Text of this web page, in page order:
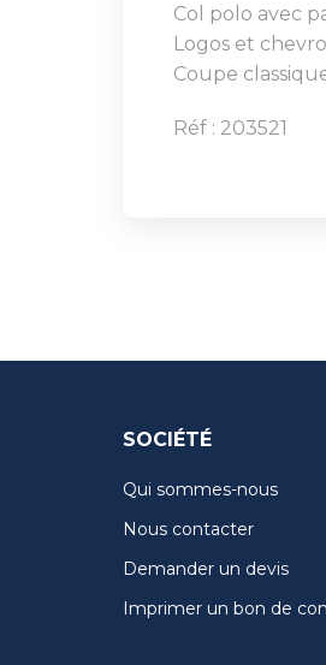
Col polo avec
Logos et
Coupe
Réf : 203521
SOCIÉTÉ
Qui sommes-nous
Nous contacter
Demander un devis
Imprimer un bon de